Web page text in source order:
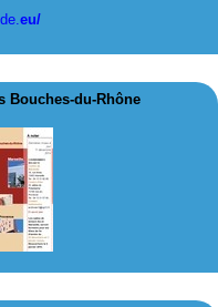
eu/
Bouches-du-Rhône